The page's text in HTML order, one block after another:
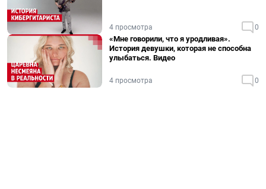
4 просмотра 0
«Мне говорили, что я уродливая».
История девушки, которая не способна
улыбаться. Видео
4 просмотра 0